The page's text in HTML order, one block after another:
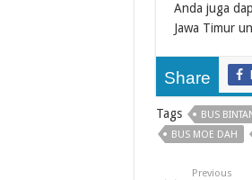
Anda juga
Jawa Timur
Share
Tags BUS
BUS MOE DAH
Previous